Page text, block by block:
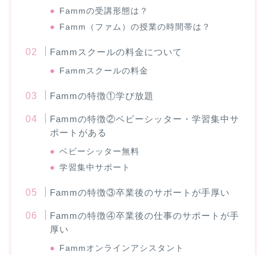
Fammの受講形態は？
Famm（ファム）の授業の時間帯は？
Fammスクールの料金について
Fammスクールの料金
Fammの特徴①学び放題
Fammの特徴②ベビーシッター・学習集中サ
ポートがある
ベビーシッター無料
学習集中サポート
Fammの特徴③卒業後のサポートが手厚い
Fammの特徴④卒業後の仕事のサポートが手
厚い
Fammオンラインアシスタント